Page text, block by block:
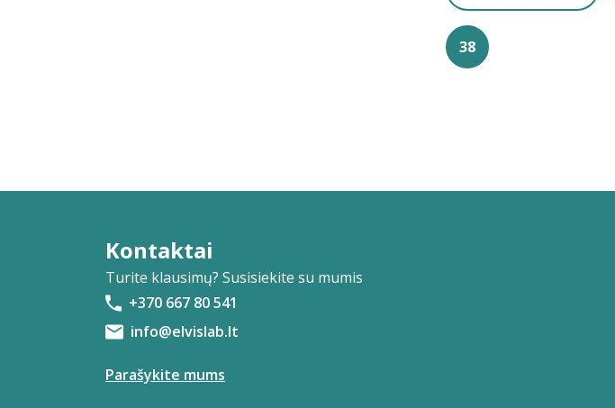
Rimantas Babrauskas
Viktoras Bachmetjevas
Aurimas Bačinskas
38
Kontaktai
Turite klausimų? Susisiekite su mumis
+370 667 80 541
info@elvislab.lt
Parašykite mums